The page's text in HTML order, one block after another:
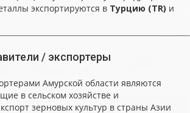
экспортируются в Турцию (TR) и
/ экспортеры
Амурской области являются
в сельском хозяйстве и
зерновых культур в страны Азии